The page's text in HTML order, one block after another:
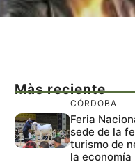
Màs reciente
CÓRDOBA
Feria
sede de la
turismo de
la economía